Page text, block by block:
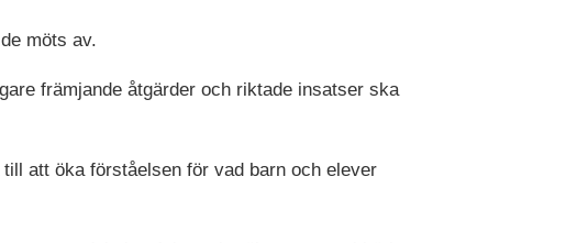
möts av.
främjande åtgärder och riktade insatser ska
att öka förståelsen för vad barn och elever